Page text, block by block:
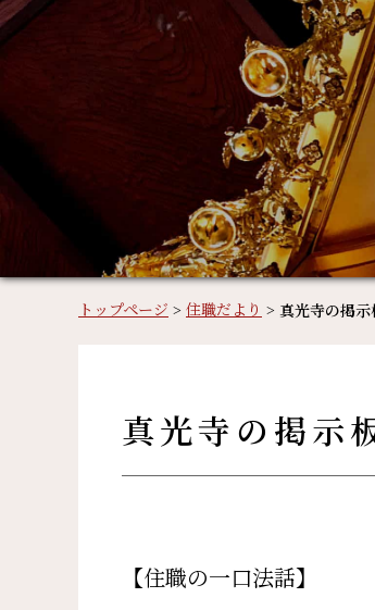
トップページ > 住職だより > 真光寺の掲示
真光寺の掲示
【住職の一口法話】